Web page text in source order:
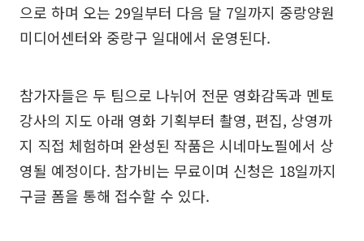
으로 하며 오는 29일부터 다음 달 7일까지 중랑양원
미디어센터와 중랑구 일대에서 운영된다.
참가자들은 두 팀으로 나뉘어 전문 영화감독과 멘토
강사의 지도 아래 영화 기획부터 촬영, 편집, 상영까
지 직접 체험하며 완성된 작품은 시네마노필에서 상
영될 예정이다. 참가비는 무료이며 신청은 18일까지
구글 폼을 통해 접수할 수 있다.